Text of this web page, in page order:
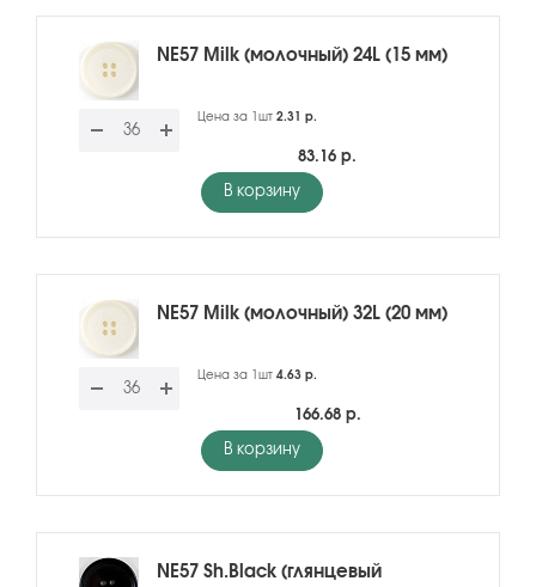
NE57 Milk (молочный) 24L (15 мм)
Цена за 1шт 2.31 р.
83.16 р.
В корзину
NE57 Milk (молочный) 32L (20 мм)
Цена за 1шт 4.63 р.
166.68 р.
В корзину
NE57 Sh.Black (глянцевый